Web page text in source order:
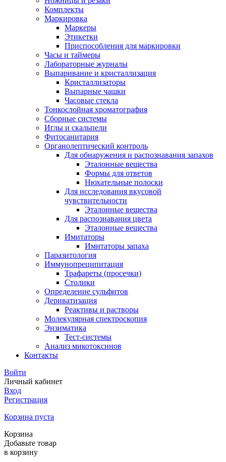
Комплекты
Маркировка
Маркеры
Этикетки
Приспособления для маркировки
Часы и таймеры
Лабораторные журналы
Выпаривание и кристаллизация
Кристаллизаторы
Выпарные чашки
Часовые стекла
Тонкослойная хроматография
Сборные системы
Иглы и скальпели
Фитосанитария
Органолептический контроль
Для обнаружения и распознавания запахов
Эталонные вещества
Формы для ответов
Нюхательные полоски
Для исследования вкусовой
чувствительности
Эталонные вещества
Для распознавания цвета
Эталонные вещества
Имитаторы
Имитаторы запаха
Паразитология
Иммунопреципитация
Трафареты (просечки)
Столики
Определение сульфитов
Дериватизация
Реактивы и растворы
Молекулярная спектроскопия
Энзиматика
Тест-системы
Анализ микотоксинов
Контакты
Войти
Личный кабинет
Вход
Регистрация
Корзина пуста
Корзина
Добавьте товар
в корзину